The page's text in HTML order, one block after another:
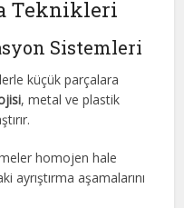
Teknikleri
Sistemleri
küçük parçalara
, metal ve plastik
homojen hale
ayrıştırma aşamalarını